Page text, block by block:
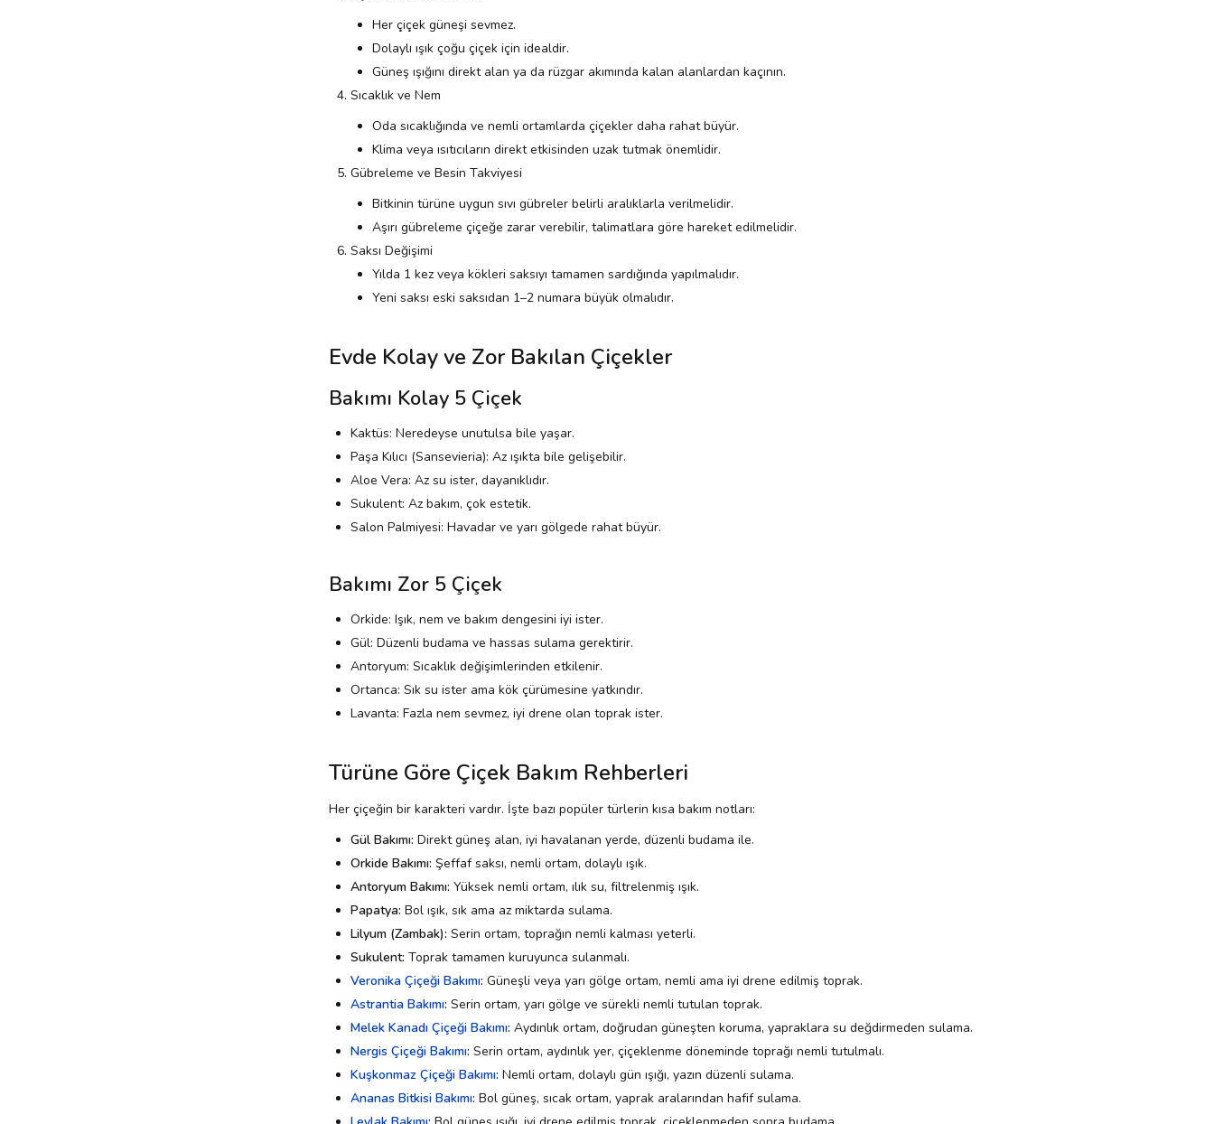
Her çiçek güneşi sevmez.
Dolaylı ışık çoğu çiçek için idealdir.
Güneş ışığını direkt alan ya da rüzgar akımında kalan alanlardan kaçının.
Sıcaklık ve Nem
Oda sıcaklığında ve nemli ortamlarda çiçekler daha rahat büyür.
Klima veya ısıtıcıların direkt etkisinden uzak tutmak önemlidir.
Gübreleme ve Besin Takviyesi
Bitkinin türüne uygun sıvı gübreler belirli aralıklarla verilmelidir.
Aşırı gübreleme çiçeğe zarar verebilir, talimatlara göre hareket edilmelidir.
Saksı Değişimi
Yılda 1 kez veya kökleri saksıyı tamamen sardığında yapılmalıdır.
Yeni saksı eski saksıdan 1–2 numara büyük olmalıdır.
Evde Kolay ve Zor Bakılan Çiçekler
Bakımı Kolay 5 Çiçek
Kaktüs: Neredeyse unutulsa bile yaşar.
Paşa Kılıcı (Sansevieria): Az ışıkta bile gelişebilir.
Aloe Vera: Az su ister, dayanıklıdır.
Sukulent: Az bakım, çok estetik.
Salon Palmiyesi: Havadar ve yarı gölgede rahat büyür.
Bakımı Zor 5 Çiçek
Orkide: Işık, nem ve bakım dengesini iyi ister.
Gül: Düzenli budama ve hassas sulama gerektirir.
Antoryum: Sıcaklık değişimlerinden etkilenir.
Ortanca: Sık su ister ama kök çürümesine yatkındır.
Lavanta: Fazla nem sevmez, iyi drene olan toprak ister.
Türüne Göre Çiçek Bakım Rehberleri
Her çiçeğin bir karakteri vardır. İşte bazı popüler türlerin kısa bakım notları:
Gül Bakımı: Direkt güneş alan, iyi havalanan yerde, düzenli budama ile.
Orkide Bakımı: Şeffaf saksı, nemli ortam, dolaylı ışık.
Antoryum Bakımı: Yüksek nemli ortam, ılık su, filtrelenmiş ışık.
Papatya: Bol ışık, sık ama az miktarda sulama.
Lilyum (Zambak): Serin ortam, toprağın nemli kalması yeterli.
Sukulent: Toprak tamamen kuruyunca sulanmalı.
Veronika Çiçeği Bakımı: Güneşli veya yarı gölge ortam, nemli ama iyi drene edilmiş toprak.
Astrantia Bakımı: Serin ortam, yarı gölge ve sürekli nemli tutulan toprak.
Melek Kanadı Çiçeği Bakımı: Aydınlık ortam, doğrudan güneşten koruma, yapraklara su değdirmeden sulama.
Nergis Çiçeği Bakımı: Serin ortam, aydınlık yer, çiçeklenme döneminde toprağı nemli tutulmalı.
Kuşkonmaz Çiçeği Bakımı: Nemli ortam, dolaylı gün ışığı, yazın düzenli sulama.
Ananas Bitkisi Bakımı: Bol güneş, sıcak ortam, yaprak aralarından hafif sulama.